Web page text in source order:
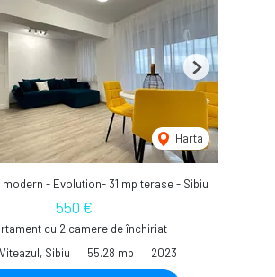
Harta
Next
- Evolution- 31 mp terase - Sibiu
550 €
cu 2 camere de închiriat
Sibiu
55.28 mp 2023